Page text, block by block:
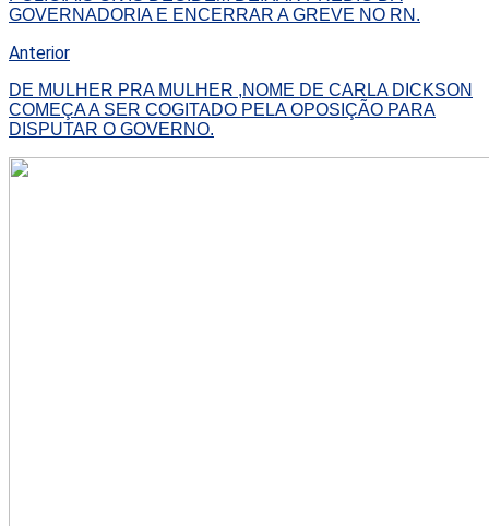
GOVERNADORIA E ENCERRAR A GREVE NO RN.
Anterior
DE MULHER PRA MULHER ,NOME DE CARLA DICKSON
COMEÇA A SER COGITADO PELA OPOSIÇÃO PARA
DISPUTAR O GOVERNO.